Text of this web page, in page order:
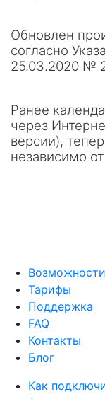
Обновлен
согласно
25.03.2020 №
Ранее
через
версии),
независимо
Возможности
Тарифы
Поддержка
FAQ
Контакты
Блог
Как